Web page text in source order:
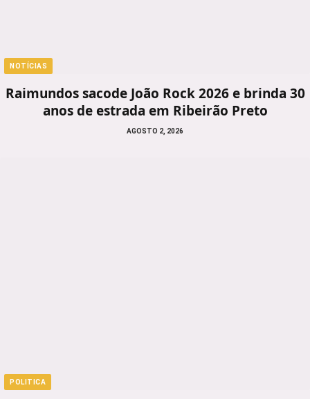
NOTÍCIAS
Raimundos sacode João Rock 2026 e brinda 30
anos de estrada em Ribeirão Preto
AGOSTO 2, 2026
POLITICA